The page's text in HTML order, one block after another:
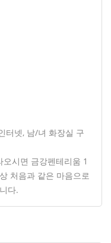
터넷, 남/녀 화장실 구
시면 금강펜테리움 1
처음과 같은 마음으로
다.